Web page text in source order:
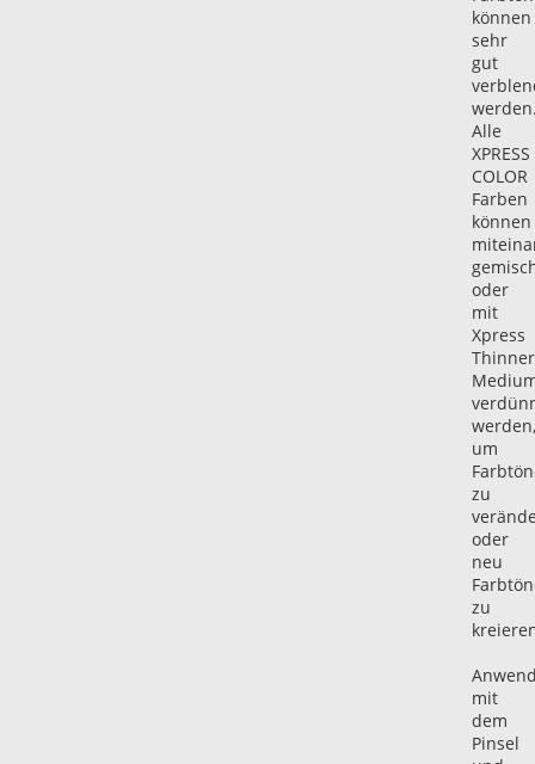
können
sehr
gut
Alle
XPRESS
COLOR
Farben
können
oder
mit
Xpress
Thinner
werden,
um
zu
oder
neu
zu
mit
dem
Pinsel